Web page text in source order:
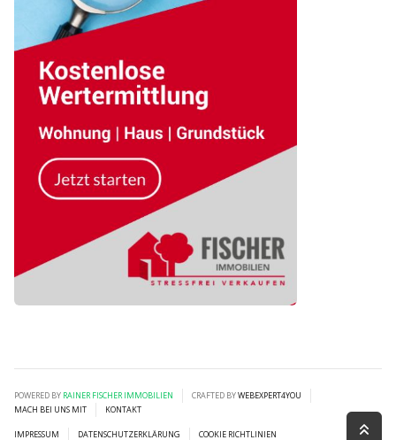
POWERED BY RAINER FISCHER IMMOBILIEN CRAFTED BYWEBEXPERT4YOU
MACH BEI UNS MIT
KONTAKT
IMPRESSUM DATENSCHUTZERKLÄRUNG COOKIE RICHTLINIEN